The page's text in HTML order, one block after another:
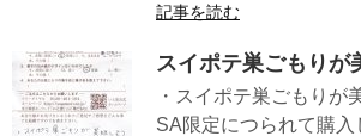
記事を読む
スイポテ巣ごもりが
・スイポテ巣ごもりが
SA限定につられて購入